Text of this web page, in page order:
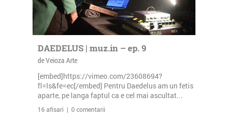
DAEDELUS | muz.in – ep. 9
de Veioza Arte
[embed]https://vimeo.com/23608694?
fl=ls&fe=ec[/embed] Pentru Daedelus am un fetis
aparte, pe langa faptul ca e cel mai ascultat...
16 afisari | 0 comentarii